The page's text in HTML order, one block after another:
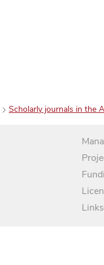
Scholarly journals in the
Links